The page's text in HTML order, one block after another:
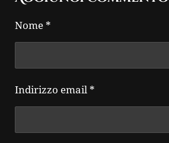
i
i
d
d
d
d
Nome *
Indirizzo email *